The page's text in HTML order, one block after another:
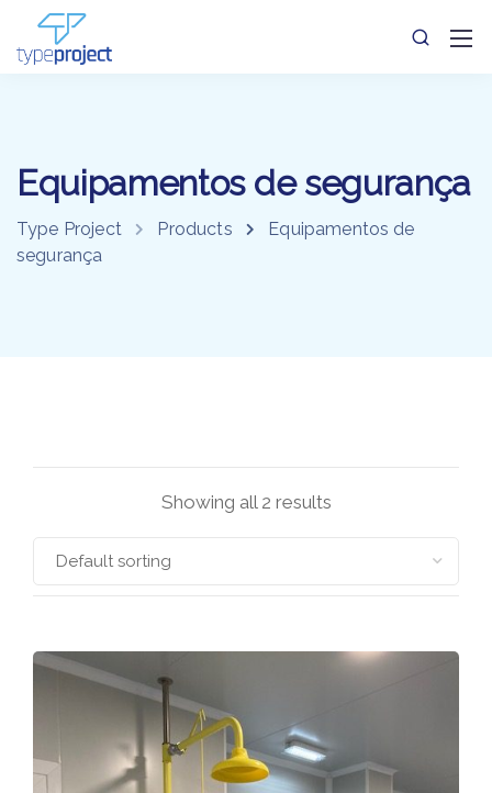
Equipamentos de segurança
Type Project Products
Equipamentos de
segurança
Showing all 2 results